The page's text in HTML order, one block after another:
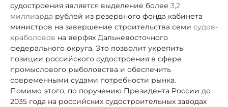
судостроения является выделение более 3,2
миллиарда рублей из резервного фонда кабинета
министров на завершение строительства семи судов-
краболовов на верфях Дальневосточного
федерального округа. Это позволит укрепить
позиции российского судостроения в сфере
промыслового рыболовства и обеспечить
современными судами потребности рынка.
Помимо этого, по поручению Президента России до
2035 года на российских судостроительных заводах